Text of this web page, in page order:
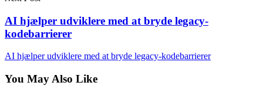
AI hjælper udviklere med at bryde legacy-
kodebarrierer
AI hjælper udviklere med at bryde legacy-kodebarrierer
You May Also Like